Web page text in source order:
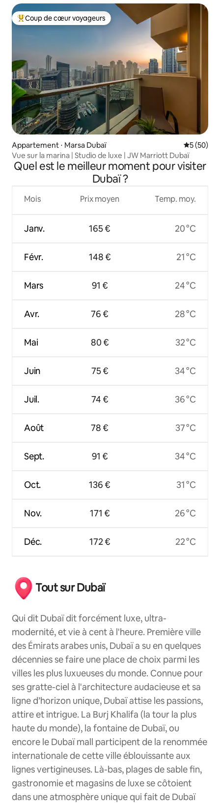
Coups de cœur voyageurs les plus appréciés
Coup de cœur voyageurs
Appartement ⋅ Marsa Dubaï
5 (50)
Vue sur la marina | Studio de luxe | JW Marriott Dubaï
Quel est le meilleur moment pour visiter
Dubaï ?
Mois
Janv.
Févr.
Mars
Avr.
Mai
Juin
Juil.
Août
Sept.
Oct.
Nov.
Déc.
Prix moyen
165 €
148 €
91 €
76 €
80 €
75 €
74 €
78 €
91 €
136 €
171 €
172 €
Temp. moy.
20 °C
21 °C
24 °C
28 °C
32 °C
34 °C
36 °C
37 °C
34 °C
31 °C
26 °C
22 °C
Tout sur Dubaï
Qui dit Dubaï dit forcément luxe, ultra-
modernité, et vie à cent à l'heure. Première ville
des Émirats arabes unis, Dubaï a su en quelques
décennies se faire une place de choix parmi les
villes les plus luxueuses du monde. Connue pour
ses gratte-ciel à l'architecture audacieuse et sa
ligne d’horizon unique, Dubaï attise les passions,
attire et intrigue. La Burj Khalifa (la tour la plus
haute du monde), la fontaine de Dubaï, ou
encore le Dubaï mall participent de la renommée
internationale de cette ville éblouissante aux
lignes vertigineuses. Là-bas, plages de sable fin,
gastronomie et magasins de luxe se côtoient
dans une atmosphère unique qui fait de Dubaï